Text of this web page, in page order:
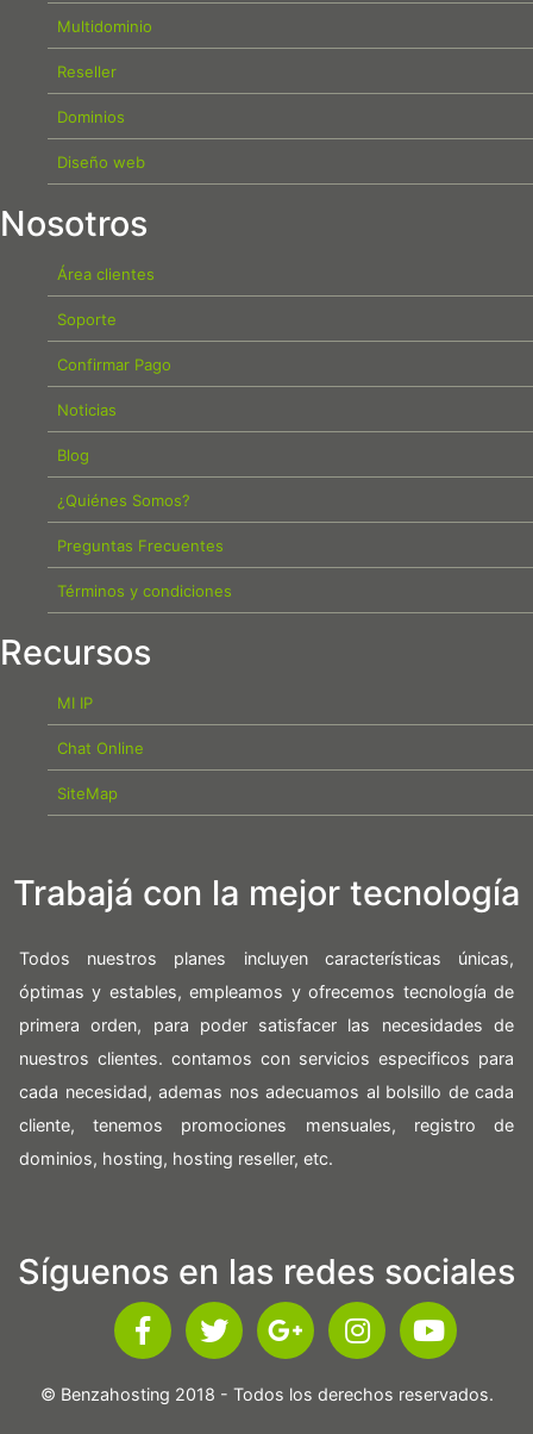
Multidominio
Reseller
Dominios
Diseño web
Nosotros
Área clientes
Soporte
Confirmar Pago
Noticias
Blog
¿Quiénes Somos?
Preguntas Frecuentes
Términos y condiciones
Recursos
MI IP
Chat Online
SiteMap
Trabajá con la mejor tecnología
Todos nuestros planes incluyen características únicas,
óptimas y estables, empleamos y ofrecemos tecnología de
primera orden, para poder satisfacer las necesidades de
nuestros clientes. contamos con servicios especificos para
cada necesidad, ademas nos adecuamos al bolsillo de cada
cliente, tenemos promociones mensuales, registro de
dominios, hosting, hosting reseller, etc.
Síguenos en las redes sociales
© Benzahosting 2018 - Todos los derechos reservados.